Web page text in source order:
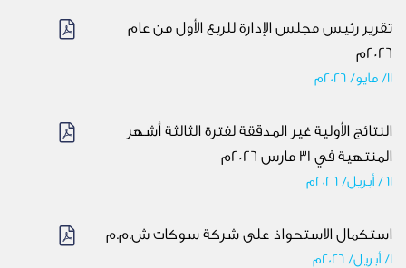
تقرير رئيس مجلس الإدارة للربع الأول من عام
2026م
11/ مايو/ 2026م
النتائج الأولية غير المدققة لفترة الثالثة أشهر
المنتهية في 31 مارس 2026م
61/ أبريل/ 2026م
استكمال الاستحواذ على شركة سوكات ش.م.م
1/ أبريل/ 2026م